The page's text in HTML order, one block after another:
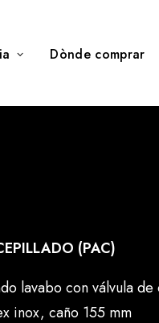
Dònde comprar
(PAC)
lavabo con válvula
inox, caño 155 mm